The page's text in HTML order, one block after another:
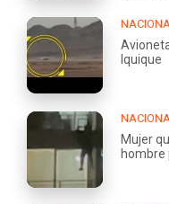
Iquique
Mujer
hombre